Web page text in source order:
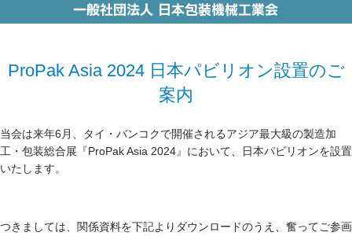
ProPak Asia 2024 日本パビリオン設置のご
案内
当会は来年6月、タイ・バンコクで開催されるアジア最大級の製造加
工・包装総合展『ProPak Asia 2024』において、日本パビリオンを設置
いたします。
つきましては、関係資料を下記よりダウンロードのうえ、奮ってご参画